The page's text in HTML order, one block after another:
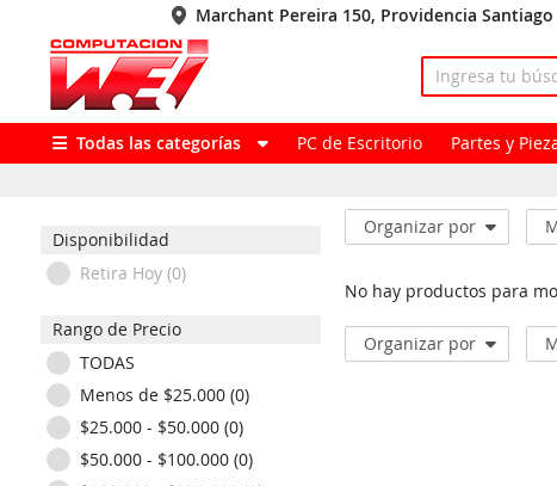
Marchant Pereira 150, Providencia Santiago
Todas las categorías PC de Escritorio Partes y
Disponibilidad
Retira Hoy (0)
Rango de Precio
TODAS
Menos de $25.000 (0)
$25.000 - $50.000 (0)
$50.000 - $100.000 (0)
Organizar por
No hay productos para
Organizar por